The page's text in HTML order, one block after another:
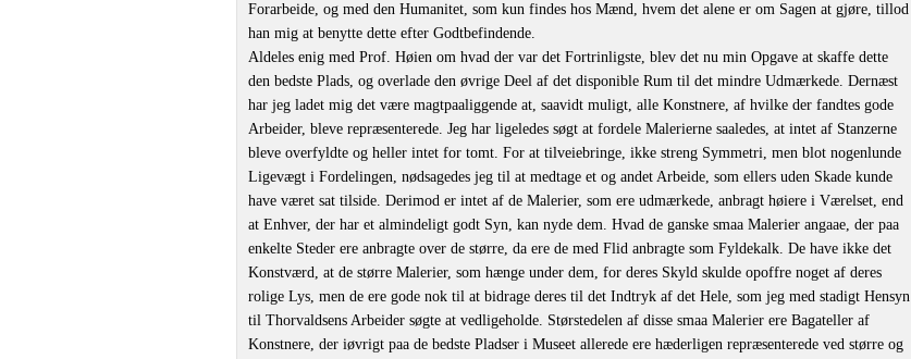
Forarbeide, og med den Humanitet, som kun findes hos Mænd, hvem det alene er om Sagen at gjøre, tillod
han mig at benytte dette efter Godtbefindende.
Aldeles enig med Prof. Høien om hvad der var det Fortrinligste, blev det nu min Opgave at skaffe dette
den bedste Plads, og overlade den øvrige Deel af det disponible Rum til det mindre Udmærkede. Dernæst
har jeg ladet mig det være magtpaaliggende at, saavidt muligt, alle Konstnere, af hvilke der fandtes gode
Arbeider, bleve repræsenterede. Jeg har ligeledes søgt at fordele Malerierne saaledes, at intet af Stanzerne
bleve overfyldte og heller intet for tomt. For at tilveiebringe, ikke streng Symmetri, men blot nogenlunde
Ligevægt i Fordelingen, nødsagedes jeg til at medtage et og andet Arbeide, som ellers uden Skade kunde
have været sat tilside. Derimod er intet af de Malerier, som ere udmærkede, anbragt høiere i Værelset, end
at Enhver, der har et almindeligt godt Syn, kan nyde dem. Hvad de ganske smaa Malerier angaae, der paa
enkelte Steder ere anbragte over de større, da ere de med Flid anbragte som Fyldekalk. De have ikke det
Konstværd, at de større Malerier, som hænge under dem, for deres Skyld skulde opoffre noget af deres
rolige Lys, men de ere gode nok til at bidrage deres til det Indtryk af det Hele, som jeg med stadigt Hensyn
til Thorvaldsens Arbeider søgte at vedligeholde. Størstedelen af disse smaa Malerier ere Bagateller af
Konstnere, der iøvrigt paa de bedste Pladser i Museet allerede ere hæderligen repræsenterede ved større og